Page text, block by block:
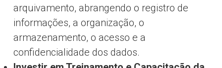
arquivamento, abrangendo o registro de
informações, a organização, o
armazenamento, o acesso e a
confidencialidade dos dados.